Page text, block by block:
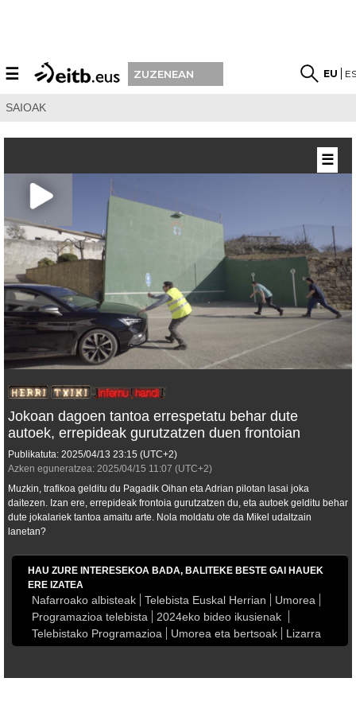
☰ ZUZENEAN EU
SAIOAK
Jokoan dagoen tantoa errespetatu behar dute
autoek, errepideak gurutzatzen duen frontoian
Publikatuta: 2025/04/13 23:15 (UTC+2)
Azken eguneratzea: 2025/04/15 11:07 (UTC+2)
Muzkin, trafikoa gelditu du Pagadik Oihan eta Adrian pilotan lasai joka
daitezen. Izan ere, errepideak frontoia gurutzatzen du, eta autoek gelditu behar
dute jokalariek tantoa amaitu arte. Nola moldatu ote da Mikel udaltzain
lanetan?
HAU ZURE INTERESEKOA BADA, BALITEKE BESTE GAI HAUEK
ERE IZATEA
Nafarroako albisteak Telebista Euskal Herrian
Umorea
Programazioa telebista
2024eko bideo ikusienak
Telebistako Programazioa
Umorea eta bertsoak Lizarra
☰